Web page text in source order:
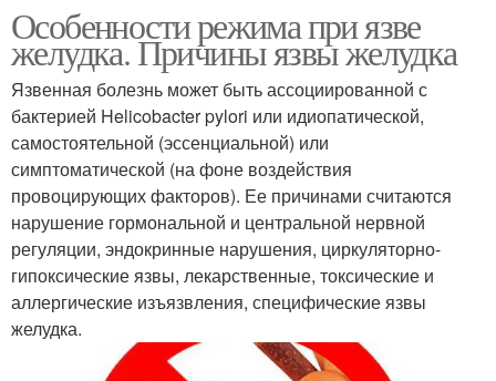
Особенности режима при язве
желудка. Причины язвы желудка
Язвенная болезнь может быть ассоциированной с
бактерией Helicobacter pylori или идиопатической,
самостоятельной (эссенциальной) или
симптоматической (на фоне воздействия
провоцирующих факторов). Ее причинами считаются
нарушение гормональной и центральной нервной
регуляции, эндокринные нарушения, циркуляторно-
гипоксические язвы, лекарственные, токсические и
аллергические изъязвления, специфические язвы
желудка.